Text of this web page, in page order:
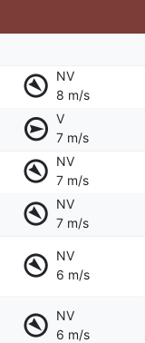
NV
8 m/s
V
7 m/s
NV
7 m/s
NV
7 m/s
NV
6 m/s
NV
6 m/s